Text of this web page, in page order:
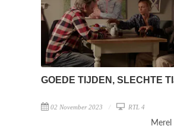
GOEDE TIJDEN, SLECHTE
02 November 2023 RTL 4